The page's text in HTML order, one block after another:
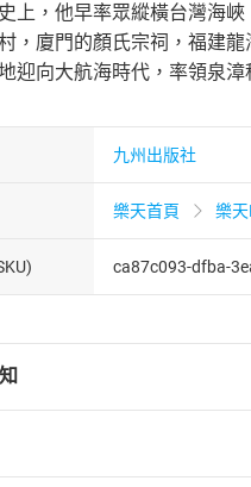
上，他早率眾縱橫台灣海
，廈門的顏氏宗祠，福建
迎向大航海時代，率領泉
九州出版社
樂天首頁 樂
ca87c093-dfba-
定：
消費者保護法第19條第1項